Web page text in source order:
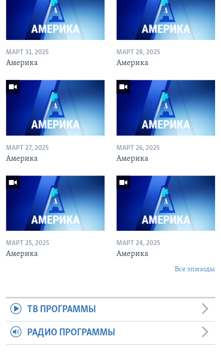
МАРТ 31, 2025
Америка
МАРТ 28, 2025
Америка
МАРТ 27, 2025
Америка
МАРТ 26, 2025
Америка
МАРТ 25, 2025
Америка
МАРТ 24, 2025
Америка
Все эпизоды
ТВ ПРОГРАММЫ
РАДИО ПРОГРАММЫ